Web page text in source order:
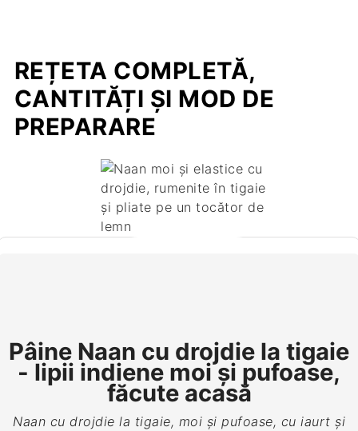
REȚETA COMPLETĂ,
CANTITĂȚI ȘI MOD DE
PREPARARE
Pâine Naan cu drojdie la tigaie
- lipii indiene moi și pufoase,
făcute acasă
Naan cu drojdie la tigaie, moi și pufoase, cu iaurt și